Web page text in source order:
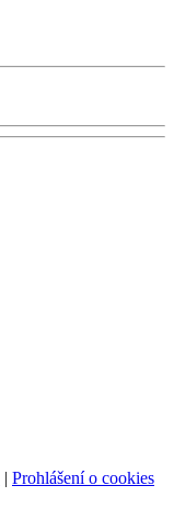
| Prohlášení o cookies